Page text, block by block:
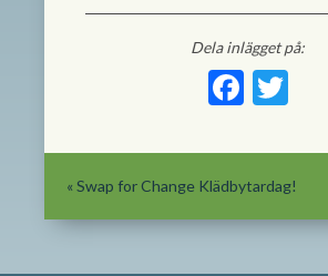
Dela inlägget på:
« Swap for Change Klädbytardag!